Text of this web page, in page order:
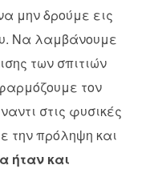
μην δρούμε εις
Να λαμβάνουμε
των σπιτιών
τον
στις φυσικές
την πρόληψη και
ήταν και